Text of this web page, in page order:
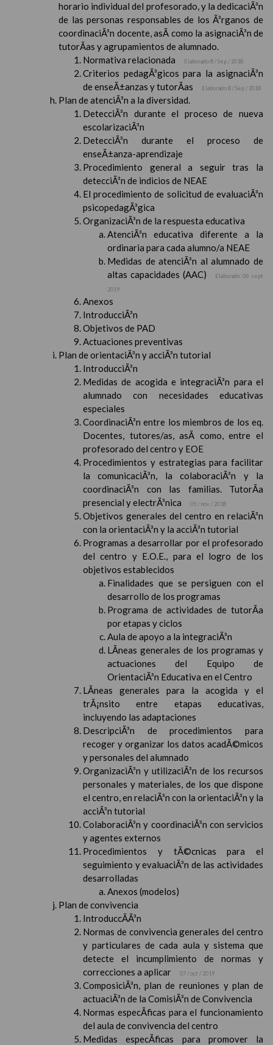
horario individual del profesorado, y la dedicaciÃ³n
de las personas responsables de los Ã³rganos de
coordinaciÃ³n docente, asÃ­ como la asignaciÃ³n de
tutorÃ­as y agrupamientos de alumnado.
Normativa relacionada
Elaborado 8 / Sep / 2018
Criterios pedagÃ³gicos para la asignaciÃ³n
de enseÃ±anzas y tutorÃ­as
Elaborado 8 / Sep / 2018
Plan de atenciÃ³n a la diversidad.
DetecciÃ³n durante el proceso de nueva
escolarizaciÃ³n
DetecciÃ³n durante el proceso de
enseÃ±anza-aprendizaje
Procedimiento general a seguir tras la
detecciÃ³n de indicios de NEAE
El procedimiento de solicitud de evaluaciÃ³n
psicopedagÃ³gica
OrganizaciÃ³n de la respuesta educativa
AtenciÃ³n educativa diferente a la
ordinaria para cada alumno/a NEAE
Medidas de atenciÃ³n al alumnado de
altas capacidades (AAC)
Elaborado 06 sept
2019
Anexos
IntroducciÃ³n
Objetivos de PAD
Actuaciones preventivas
Plan de orientaciÃ³n y acciÃ³n tutorial
IntroducciÃ³n
Medidas de acogida e integraciÃ³n para el
alumnado con necesidades educativas
especiales
CoordinaciÃ³n entre los miembros de los eq.
Docentes, tutores/as, asÃ­ como, entre el
profesorado del centro y EOE
Procedimientos y estrategias para facilitar
la comunicaciÃ³n, la colaboraciÃ³n y la
coordinaciÃ³n con las familias. TutorÃ­a
presencial y electrÃ³nica
05 / nov / 2018
Objetivos generales del centro en relaciÃ³n
con la orientaciÃ³n y la acciÃ³n tutorial
Programas a desarrollar por el profesorado
del centro y E.O.E., para el logro de los
objetivos establecidos
Finalidades que se persiguen con el
desarrollo de los programas
Programa de actividades de tutorÃ­a
por etapas y ciclos
Aula de apoyo a la integraciÃ³n
LÃ­neas generales de los programas y
actuaciones del Equipo de
OrientaciÃ³n Educativa en el Centro
LÃ­neas generales para la acogida y el
trÃ¡nsito entre etapas educativas,
incluyendo las adaptaciones
DescripciÃ³n de procedimientos para
recoger y organizar los datos acadÃ©micos
y personales del alumnado
OrganizaciÃ³n y utilizaciÃ³n de los recursos
personales y materiales, de los que dispone
el centro, en relaciÃ³n con la orientaciÃ³n y la
acciÃ³n tutorial
ColaboraciÃ³n y coordinaciÃ³n con servicios
y agentes externos
Procedimientos y tÃ©cnicas para el
seguimiento y evaluaciÃ³n de las actividades
desarrolladas
Anexos (modelos)
Plan de convivencia
IntroduccÃ­Ã³n
Normas de convivencia generales del centro
y particulares de cada aula y sistema que
detecte el incumplimiento de normas y
correcciones a aplicar
07 / oct / 2019
ComposiciÃ³n, plan de reuniones y plan de
actuaciÃ³n de la ComisiÃ³n de Convivencia
Normas especÃ­ficas para el funcionamiento
del aula de convivencia del centro
Medidas especÃ­ficas para promover la